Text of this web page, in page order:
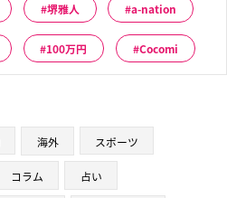
堺雅人 a-nation
100万円 Cocomi
海外 スポーツ
コラム 占い